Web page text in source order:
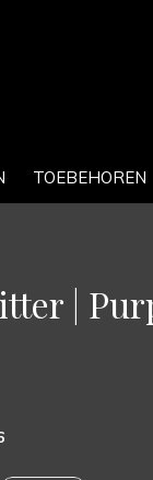
TOEBEHOREN
|